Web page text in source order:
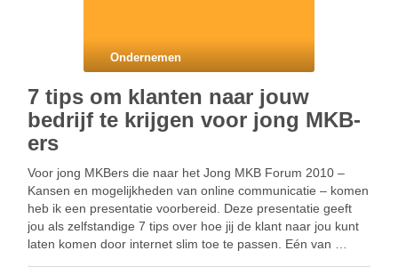
Ondernemen
7 tips om klanten naar jouw
bedrijf te krijgen voor jong MKB-
ers
Voor jong MKBers die naar het Jong MKB Forum 2010 –
Kansen en mogelijkheden van online communicatie – komen
heb ik een presentatie voorbereid. Deze presentatie geeft
jou als zelfstandige 7 tips over hoe jij de klant naar jou kunt
laten komen door internet slim toe te passen. Eén van …